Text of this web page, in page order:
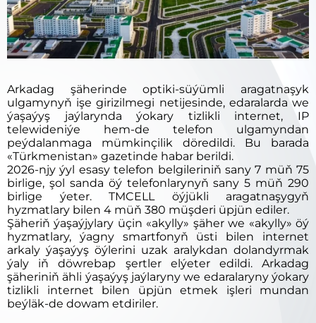
Arkadag şäherinde optiki-süýümli aragatnaşyk
ulgamynyň işe girizilmegi netijesinde, edaralarda we
ýaşaýyş jaýlarynda ýokary tizlikli internet, IP
telewideniýe hem-de telefon ulgamyndan
peýdalanmaga mümkinçilik döredildi. Bu barada
«Türkmenistan» gazetinde habar berildi.
2026-njy ýyl esasy telefon belgileriniň sany 7 müň 75
birlige, şol sanda öý telefonlarynyň sany 5 müň 290
birlige ýeter. TMCELL öýjükli aragatnaşygyň
hyzmatlary bilen 4 müň 380 müşderi üpjün ediler.
Şäheriň ýaşaýjylary üçin «akylly» şäher we «akylly» öý
hyzmatlary, ýagny smartfonyň üsti bilen internet
arkaly ýaşaýyş öýlerini uzak aralykdan dolandyrmak
ýaly iň döwrebap şertler elýeter edildi. Arkadag
şäheriniň ähli ýaşaýyş jaýlaryny we edaralaryny ýokary
tizlikli internet bilen üpjün etmek işleri mundan
beýläk-de dowam etdiriler.